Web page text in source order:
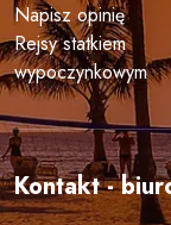
Napisz opinię
Rejsy statkiem
wypoczynkowym
Kontakt -